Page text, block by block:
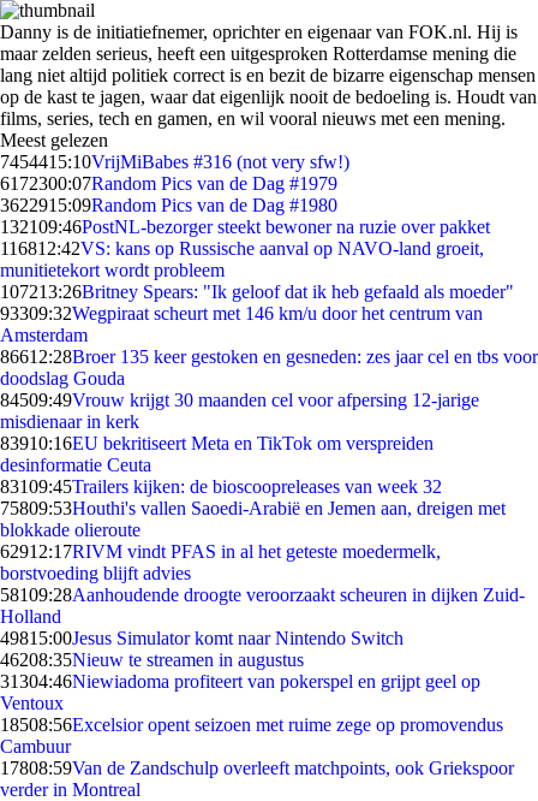
Danny is de initiatiefnemer, oprichter en eigenaar van FOK.nl. Hij is
maar zelden serieus, heeft een uitgesproken Rotterdamse mening die
lang niet altijd politiek correct is en bezit de bizarre eigenschap mensen
op de kast te jagen, waar dat eigenlijk nooit de bedoeling is. Houdt van
films, series, tech en gamen, en wil vooral nieuws met een mening.
Meest gelezen
7454415:10VrijMiBabes #316 (not very sfw!)
6172300:07Random Pics van de Dag #1979
3622915:09Random Pics van de Dag #1980
132109:46PostNL-bezorger steekt bewoner na ruzie over pakket
116812:42VS: kans op Russische aanval op NAVO-land groeit,
munitietekort wordt probleem
107213:26Britney Spears: "Ik geloof dat ik heb gefaald als moeder"
93309:32Wegpiraat scheurt met 146 km/u door het centrum van
Amsterdam
86612:28Broer 135 keer gestoken en gesneden: zes jaar cel en tbs voor
doodslag Gouda
84509:49Vrouw krijgt 30 maanden cel voor afpersing 12-jarige
misdienaar in kerk
83910:16EU bekritiseert Meta en TikTok om verspreiden
desinformatie Ceuta
83109:45Trailers kijken: de bioscoopreleases van week 32
75809:53Houthi's vallen Saoedi-Arabië en Jemen aan, dreigen met
blokkade olieroute
62912:17RIVM vindt PFAS in al het geteste moedermelk,
borstvoeding blijft advies
58109:28Aanhoudende droogte veroorzaakt scheuren in dijken Zuid-
Holland
49815:00Jesus Simulator komt naar Nintendo Switch
46208:35Nieuw te streamen in augustus
31304:46Niewiadoma profiteert van pokerspel en grijpt geel op
Ventoux
18508:56Excelsior opent seizoen met ruime zege op promovendus
Cambuur
17808:59Van de Zandschulp overleeft matchpoints, ook Griekspoor
verder in Montreal